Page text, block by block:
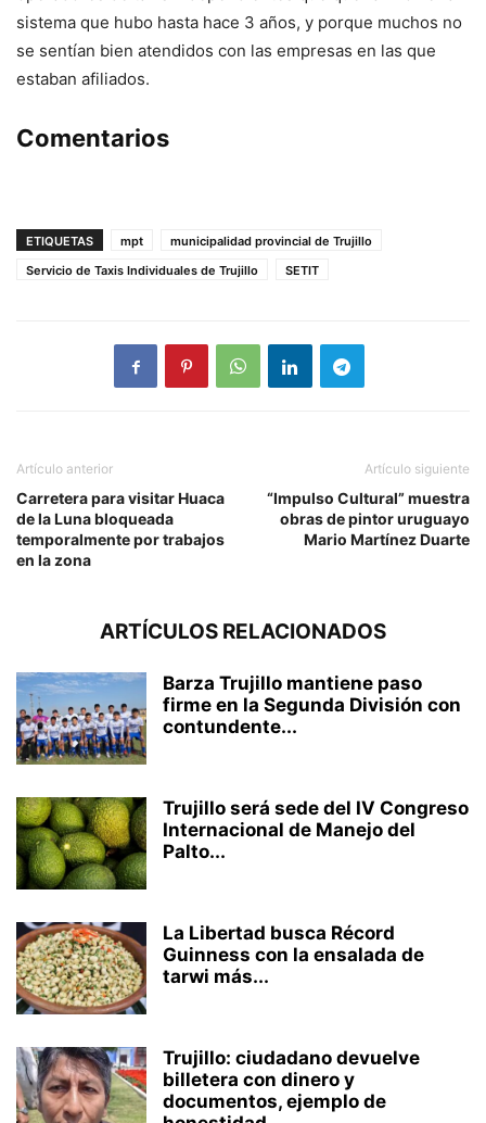
sistema que hubo hasta hace 3 años, y porque muchos no
se sentían bien atendidos con las empresas en las que
estaban afiliados.
Comentarios
ETIQUETAS mpt
municipalidad provincial de Trujillo
Servicio de Taxis Individuales de Trujillo
SETIT
Artículo anterior
Carretera para visitar Huaca
de la Luna bloqueada
temporalmente por trabajos
en la zona
Artículo siguiente
“Impulso Cultural” muestra
obras de pintor uruguayo
Mario Martínez Duarte
ARTÍCULOS RELACIONADOS
Barza Trujillo mantiene paso
firme en la Segunda División con
contundente...
Trujillo será sede del IV Congreso
Internacional de Manejo del
Palto...
La Libertad busca Récord
Guinness con la ensalada de
tarwi más...
Trujillo: ciudadano devuelve
billetera con dinero y
documentos, ejemplo de